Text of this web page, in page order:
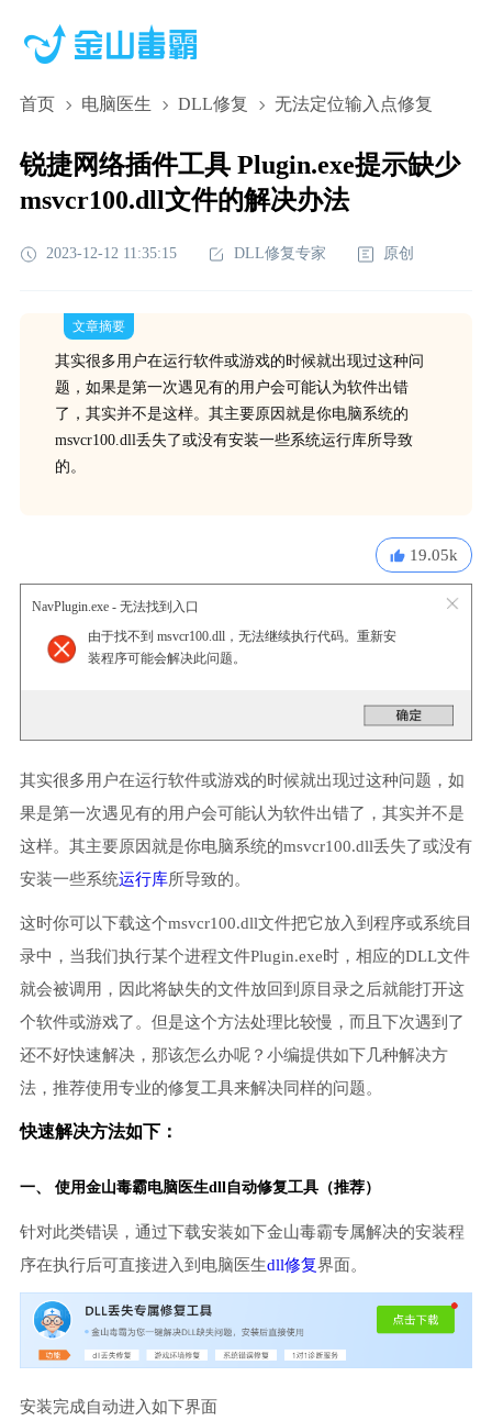
首页 电脑医生 DLL修复 无法定位输入点修复
锐捷网络插件工具 Plugin.exe提示缺少
msvcr100.dll文件的解决办法
2023-12-12 11:35:15 DLL修复专家 原创
文章摘要
其实很多用户在运行软件或游戏的时候就出现过这种问
题，如果是第一次遇见有的用户会可能认为软件出错
了，其实并不是这样。其主要原因就是你电脑系统的
msvcr100.dll丢失了或没有安装一些系统运行库所导致
的。
19.05k
NavPlugin.exe - 无法找到入口
由于找不到 msvcr100.dll，无法继续执行代码。重新安
装程序可能会解决此问题。
其实很多用户在运行软件或游戏的时候就出现过这种问题，如
果是第一次遇见有的用户会可能认为软件出错了，其实并不是
这样。其主要原因就是你电脑系统的msvcr100.dll丢失了或没有
安装一些系统运行库所导致的。
这时你可以下载这个msvcr100.dll文件把它放入到程序或系统目
录中，当我们执行某个进程文件Plugin.exe时，相应的DLL文件
就会被调用，因此将缺失的文件放回到原目录之后就能打开这
个软件或游戏了。但是这个方法处理比较慢，而且下次遇到了
还不好快速解决，那该怎么办呢？小编提供如下几种解决方
法，推荐使用专业的修复工具来解决同样的问题。
快速解决方法如下：
一、 使用金山毒霸电脑医生dll自动修复工具（推荐）
针对此类错误，通过下载安装如下金山毒霸专属解决的安装程
序在执行后可直接进入到电脑医生dll修复界面。
安装完成自动进入如下界面